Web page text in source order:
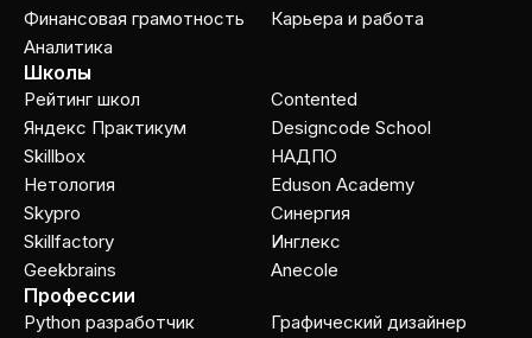
Финансовая грамотность
Аналитика
Карьера и работа
Школы
Рейтинг школ
Яндекс Практикум
Skillbox
Нетология
Skypro
Skillfactory
Geekbrains
Contented
Designcode School
НАДПО
Eduson Academy
Cинергия
Инглекс
Anecole
Профессии
Python разработчик
Графический дизайнер